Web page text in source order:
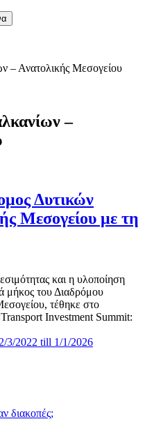
– Ανατολικής Μεσογείου
–
Δυτικών
Μεσογείου με τη
και η υλοποίηση
μήκος του Διαδρόμου
τέθηκε στο
Investment Summit:
διακοπές;